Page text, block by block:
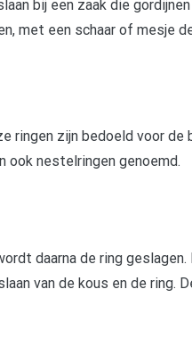
bij een zaak die
met een schaar of mesje
ringen zijn bedoeld voor de
ook nestelringen genoemd.
daarna de ring geslagen.
van de kous en de ring.